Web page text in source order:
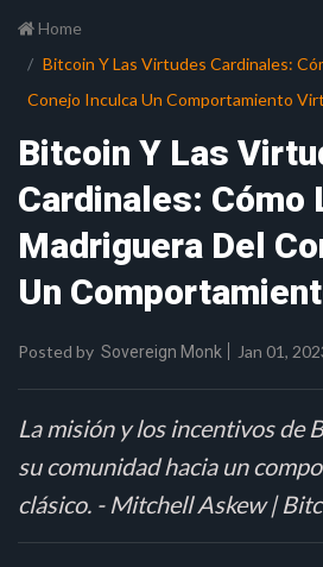
Home
Bitcoin Y Las Virtudes Cardinales:
Conejo Inculca Un Comportamiento
Bitcoin Y Las
Cardinales: Cómo
Madriguera Del
Un
Posted by Sovereign Monk Jan 01,
La misión y los incentivos de
su comunidad hacia un
clásico. - Mitchell Askew |